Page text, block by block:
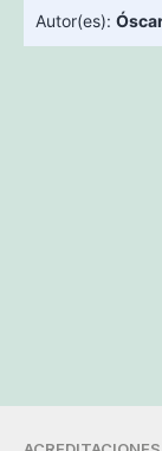
Autor(es):